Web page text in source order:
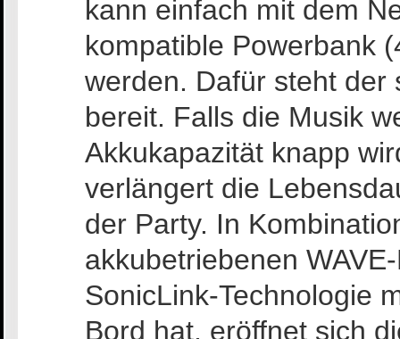
kann einfach mit dem
kompatible Powerbank
werden. Dafür steht der
bereit. Falls die Musik
Akkukapazität knapp
verlängert die
der Party. In
akkubetriebenen
SonicLink-Technologie
Bord hat, eröffnet sich